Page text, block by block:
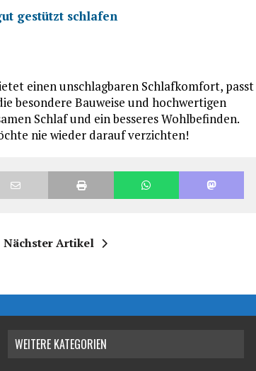
gestützt schlafen
einen unschlagbaren Schlafkomfort, passt
besondere Bauweise und hochwertigen
Schlaf und ein besseres Wohlbefinden.
nie wieder darauf verzichten!
Nächster Artikel
WEITERE KATEGORIEN